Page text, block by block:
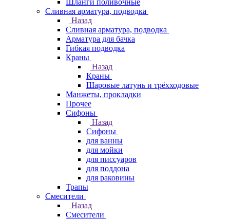
Шланги поливочные
Сливная арматура, подводка
Назад
Сливная арматура, подводка
Арматура для бачка
Гибкая подводка
Краны
Назад
Краны
Шаровые латунь и трёхходовые
Манжеты, прокладки
Прочее
Сифоны
Назад
Сифоны
для ванны
для мойки
для писсуаров
для поддона
для раковины
Трапы
Смесители
Назад
Смесители